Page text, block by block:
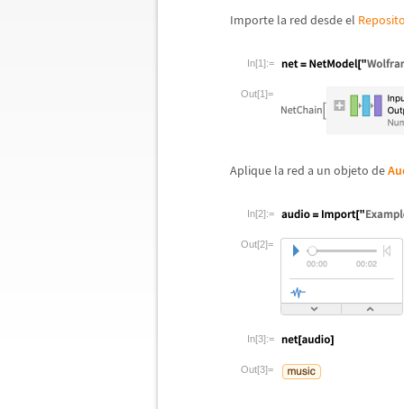
Importe la red desde el
In[1]:=
Out[1]=
Aplique la red a un objeto de
In[2]:=
Out[2]=
In[3]:=
Out[3]=